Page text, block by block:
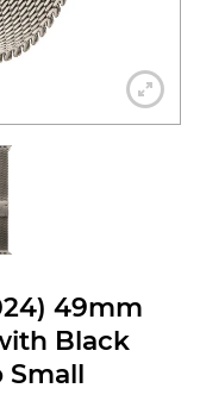
49mm
Black
Small